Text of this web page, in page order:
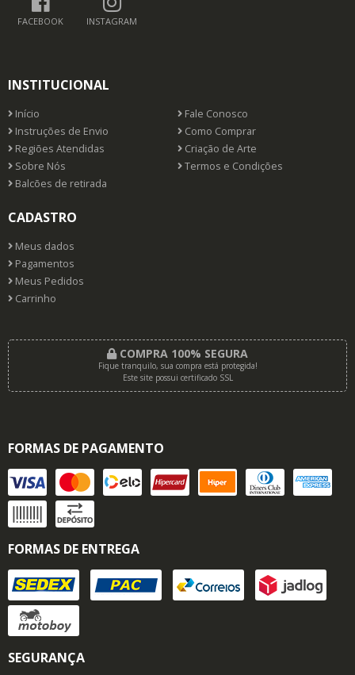
FACEBOOK INSTAGRAM
INSTITUCIONAL
Início
Fale Conosco
Instruções de Envio
Como Comprar
Regiões Atendidas
Criação de Arte
Sobre Nós
Termos e Condições
Balcões de retirada
CADASTRO
Meus dados
Pagamentos
Meus Pedidos
Carrinho
COMPRA 100% SEGURA
Fique tranquilo, sua compra está protegida!
Este site possui certificado SSL
FORMAS DE PAGAMENTO
FORMAS DE ENTREGA
SEGURANÇA